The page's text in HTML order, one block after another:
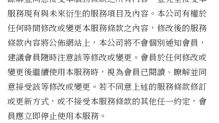
服務現有與未來衍生的服務項目及內容。本公司有權於
任何時間修改或變更本服務條款之內容，修改後的服務
條款內容將公佈網站上，本公司將不會個別通知會員，
建議會員隨時注意該等修改或變更。會員於任何修改或
變更後繼續使用本服務時，視為會員已閱讀、瞭解並同
意接受該等修改或變更。若不同意上述的服務條款修訂
或更新方式，或不接受本服務條款的其他任一約定，會
員應立即停止使用本服務。